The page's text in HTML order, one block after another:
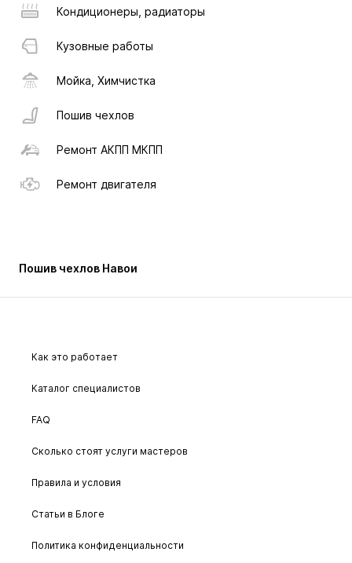
Кондиционеры, радиаторы
Кузовные работы
Мойка, Химчистка
Пошив чехлов
Ремонт АКПП МКПП
Ремонт двигателя
Пошив чехлов Навои
Как это работает
Каталог специалистов
FAQ
Сколько стоят услуги мастеров
Правила и условия
Статьи в Блоге
Политика конфиденциальности